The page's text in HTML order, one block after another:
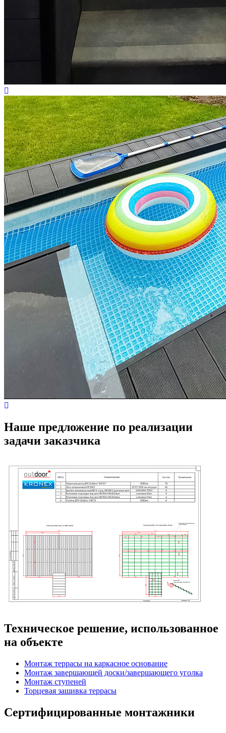
Наше предложение по реализации
задачи заказчика
Техническое решение, использованное
на объекте
Монтаж террасы на каркасное основание
Монтаж завершающей доски/завершающего уголка
Монтаж ступеней
Торцевая зашивка террасы
Сертифицированные монтажники